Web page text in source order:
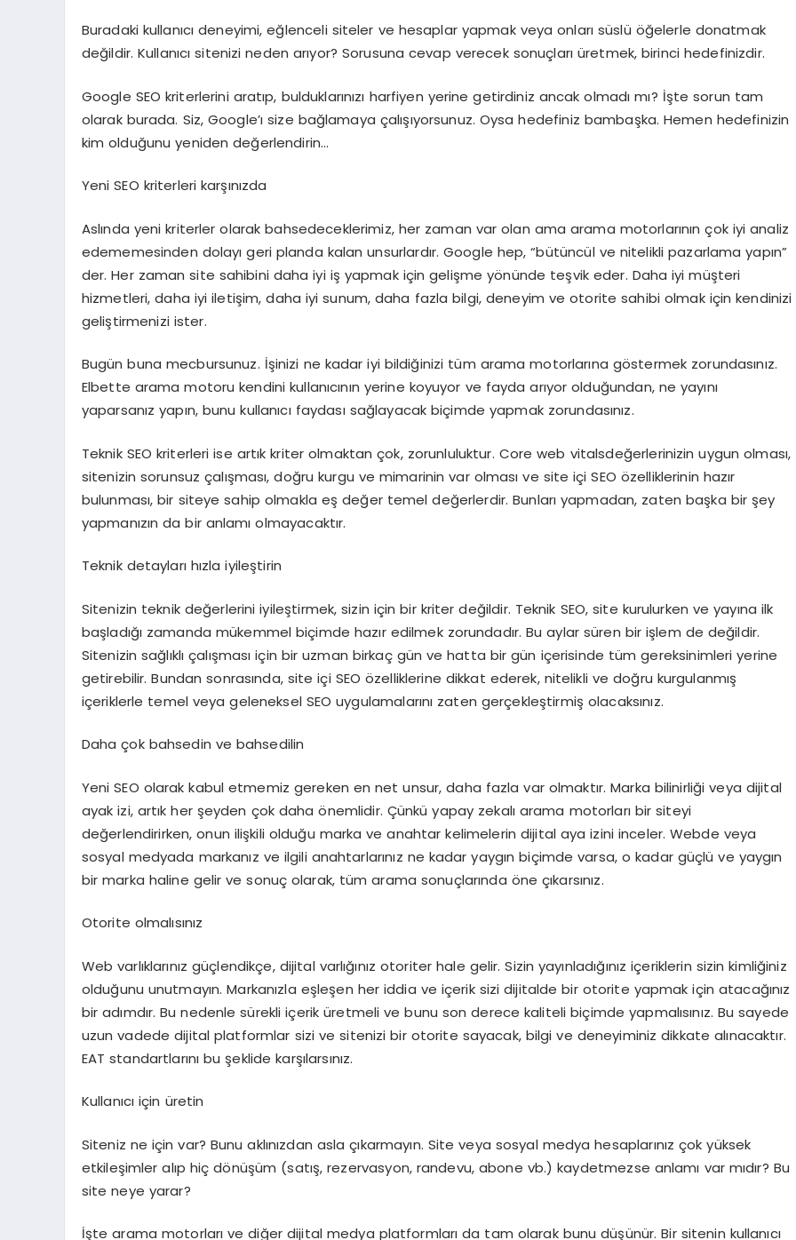
Buradaki kullanıcı deneyimi, eğlenceli siteler ve hesaplar yapmak veya onları süslü öğelerle donatmak
değildir. Kullanıcı sitenizi neden arıyor? Sorusuna cevap verecek sonuçları üretmek, birinci hedefinizdir.
Google SEO kriterlerini aratıp, bulduklarınızı harfiyen yerine getirdiniz ancak olmadı mı? İşte sorun tam
olarak burada. Siz, Google’ı size bağlamaya çalışıyorsunuz. Oysa hedefiniz bambaşka. Hemen hedefinizin
kim olduğunu yeniden değerlendirin…
Yeni SEO kriterleri karşınızda
Aslında yeni kriterler olarak bahsedeceklerimiz, her zaman var olan ama arama motorlarının çok iyi analiz
edememesinden dolayı geri planda kalan unsurlardır. Google hep, “bütüncül ve nitelikli pazarlama yapın”
der. Her zaman site sahibini daha iyi iş yapmak için gelişme yönünde teşvik eder. Daha iyi müşteri
hizmetleri, daha iyi iletişim, daha iyi sunum, daha fazla bilgi, deneyim ve otorite sahibi olmak için kendinizi
geliştirmenizi ister.
Bugün buna mecbursunuz. İşinizi ne kadar iyi bildiğinizi tüm arama motorlarına göstermek zorundasınız.
Elbette arama motoru kendini kullanıcının yerine koyuyor ve fayda arıyor olduğundan, ne yayını
yaparsanız yapın, bunu kullanıcı faydası sağlayacak biçimde yapmak zorundasınız.
Teknik SEO kriterleri ise artık kriter olmaktan çok, zorunluluktur. Core web vitalsdeğerlerinizin uygun olması,
sitenizin sorunsuz çalışması, doğru kurgu ve mimarinin var olması ve site içi SEO özelliklerinin hazır
bulunması, bir siteye sahip olmakla eş değer temel değerlerdir. Bunları yapmadan, zaten başka bir şey
yapmanızın da bir anlamı olmayacaktır.
Teknik detayları hızla iyileştirin
Sitenizin teknik değerlerini iyileştirmek, sizin için bir kriter değildir. Teknik SEO, site kurulurken ve yayına ilk
başladığı zamanda mükemmel biçimde hazır edilmek zorundadır. Bu aylar süren bir işlem de değildir.
Sitenizin sağlıklı çalışması için bir uzman birkaç gün ve hatta bir gün içerisinde tüm gereksinimleri yerine
getirebilir. Bundan sonrasında, site içi SEO özelliklerine dikkat ederek, nitelikli ve doğru kurgulanmış
içeriklerle temel veya geleneksel SEO uygulamalarını zaten gerçekleştirmiş olacaksınız.
Daha çok bahsedin ve bahsedilin
Yeni SEO olarak kabul etmemiz gereken en net unsur, daha fazla var olmaktır. Marka bilinirliği veya dijital
ayak izi, artık her şeyden çok daha önemlidir. Çünkü yapay zekalı arama motorları bir siteyi
değerlendirirken, onun ilişkili olduğu marka ve anahtar kelimelerin dijital aya izini inceler. Webde veya
sosyal medyada markanız ve ilgili anahtarlarınız ne kadar yaygın biçimde varsa, o kadar güçlü ve yaygın
bir marka haline gelir ve sonuç olarak, tüm arama sonuçlarında öne çıkarsınız.
Otorite olmalısınız
Web varlıklarınız güçlendikçe, dijital varlığınız otoriter hale gelir. Sizin yayınladığınız içeriklerin sizin kimliğiniz
olduğunu unutmayın. Markanızla eşleşen her iddia ve içerik sizi dijitalde bir otorite yapmak için atacağınız
bir adımdır. Bu nedenle sürekli içerik üretmeli ve bunu son derece kaliteli biçimde yapmalısınız. Bu sayede
uzun vadede dijital platformlar sizi ve sitenizi bir otorite sayacak, bilgi ve deneyiminiz dikkate alınacaktır.
EAT standartlarını bu şeklide karşılarsınız.
Kullanıcı için üretin
Siteniz ne için var? Bunu aklınızdan asla çıkarmayın. Site veya sosyal medya hesaplarınız çok yüksek
etkileşimler alıp hiç dönüşüm (satış, rezervasyon, randevu, abone vb.) kaydetmezse anlamı var mıdır? Bu
site neye yarar?
İşte arama motorları ve diğer dijital medya platformları da tam olarak bunu düşünür. Bir sitenin kullanıcı